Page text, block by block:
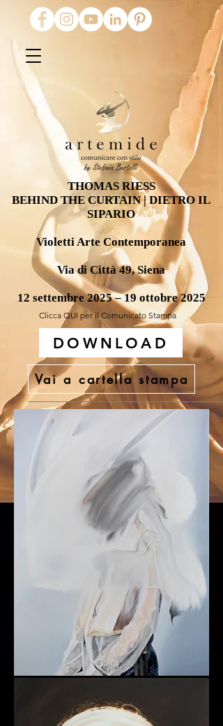
THOMAS RIESS
BEHIND THE CURTAIN | DIETRO IL
SIPARIO
Violetti Arte Contemporanea
Via di Città 49, Siena
12 settembre 2025 – 19 ottobre 2025
Clicca QUI per il Comunicato Stampa
DOWNLOAD
Vai a cartella stampa